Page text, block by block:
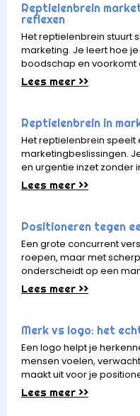
Reptielenbrein
reflexen
Het reptielenbrein stuurt
marketing. Je leert hoe
boodschap en voorkomt
Lees meer >>
Reptielenbrein in
Het reptielenbrein speelt
marketingbeslissingen.
en urgentie inzet zonder
Lees meer >>
Positioneren tegen
Een grote concurrent
roepen, maar met
onderscheidt op een
Lees meer >>
Merk vs logo: het
Een logo helpt je
mensen voelen,
maakt uit voor je
Lees meer >>